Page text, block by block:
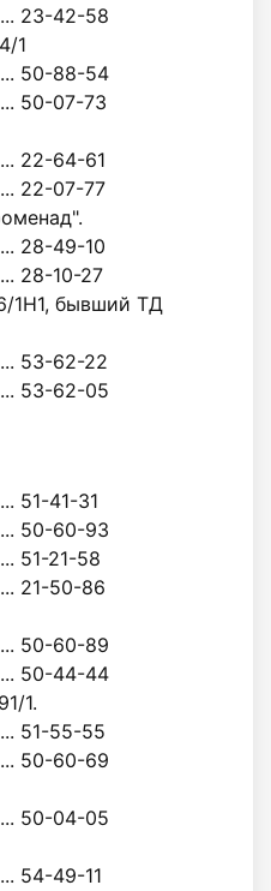
23-42-58
1
50-88-54
50-07-73
22-64-61
22-07-77
28-49-10
28-10-27
1Н1, бывший ТД
53-62-22
53-62-05
51-41-31
50-60-93
51-21-58
21-50-86
50-60-89
50-44-44
1.
51-55-55
50-60-69
50-04-05
54-49-11